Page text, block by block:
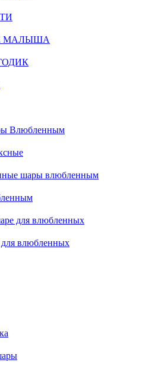
МАЛЫША
Влюбленным
шары влюбленным
для влюбленных
влюбленных